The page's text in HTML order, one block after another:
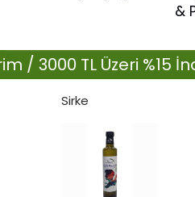
&
TL Üzeri %15 İndirim /
Sirke